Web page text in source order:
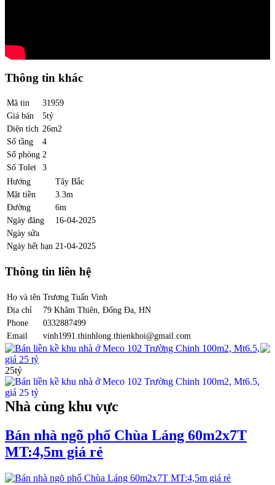
Thông tin khác
Mã tin
31959
Giá bán
5tỷ
Diện tích 26m2
Số tầng
4
Số phòng 2
Số Tolet
3
Hướng
Tây Bắc
Mặt tiền
3.3m
Đường
6m
Ngày đăng
16-04-2025
Ngày sửa
Ngày hết hạn 21-04-2025
Thông tin liên hệ
Họ và tên Trương Tuấn Vinh
Địa chỉ
79 Khâm Thiên, Đống Đa, HN
Phone
0332887499
Email
vinh1991.thinhlong.thienkhoi@gmail.com
Bán liền kề khu nhà ở Meco 102 Trường Chinh 100m2, Mt6.5,
giá 25 tỷ
25tỷ
Nhà cùng khu vực
Bán nhà ngõ phố Chùa Láng 60m2x7T
MT:4,5m giá rẻ